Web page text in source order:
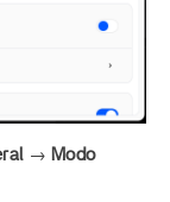
→ Modo